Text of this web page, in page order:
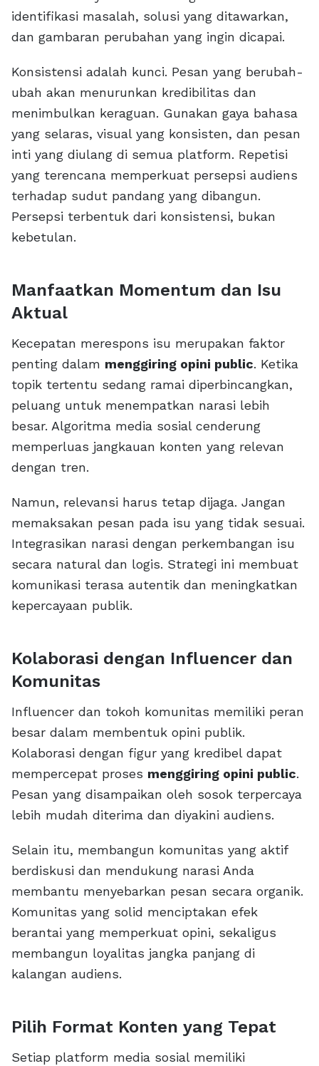
identifikasi masalah, solusi yang ditawarkan,
dan gambaran perubahan yang ingin dicapai.
Konsistensi adalah kunci. Pesan yang berubah-
ubah akan menurunkan kredibilitas dan
menimbulkan keraguan. Gunakan gaya bahasa
yang selaras, visual yang konsisten, dan pesan
inti yang diulang di semua platform. Repetisi
yang terencana memperkuat persepsi audiens
terhadap sudut pandang yang dibangun.
Persepsi terbentuk dari konsistensi, bukan
kebetulan.
Manfaatkan Momentum dan Isu
Aktual
Kecepatan merespons isu merupakan faktor
penting dalam menggiring opini public. Ketika
topik tertentu sedang ramai diperbincangkan,
peluang untuk menempatkan narasi lebih
besar. Algoritma media sosial cenderung
memperluas jangkauan konten yang relevan
dengan tren.
Namun, relevansi harus tetap dijaga. Jangan
memaksakan pesan pada isu yang tidak sesuai.
Integrasikan narasi dengan perkembangan isu
secara natural dan logis. Strategi ini membuat
komunikasi terasa autentik dan meningkatkan
kepercayaan publik.
Kolaborasi dengan Influencer dan
Komunitas
Influencer dan tokoh komunitas memiliki peran
besar dalam membentuk opini publik.
Kolaborasi dengan figur yang kredibel dapat
mempercepat proses menggiring opini public.
Pesan yang disampaikan oleh sosok terpercaya
lebih mudah diterima dan diyakini audiens.
Selain itu, membangun komunitas yang aktif
berdiskusi dan mendukung narasi Anda
membantu menyebarkan pesan secara organik.
Komunitas yang solid menciptakan efek
berantai yang memperkuat opini, sekaligus
membangun loyalitas jangka panjang di
kalangan audiens.
Pilih Format Konten yang Tepat
Setiap platform media sosial memiliki